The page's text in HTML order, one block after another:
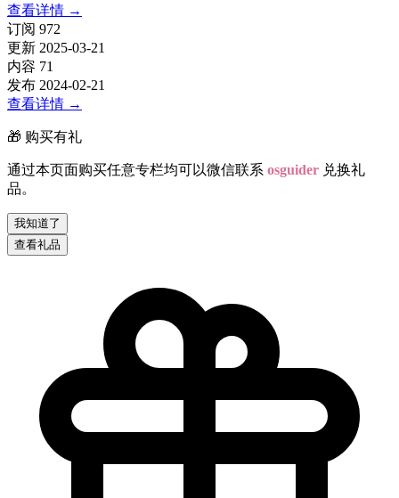
查看详情 →
订阅 972
更新 2025-03-21
内容 71
发布 2024-02-21
查看详情 →
🎁 购买有礼
通过本页面购买任意专栏均可以微信联系 osguider 兑换礼
品。
我知道了
查看礼品